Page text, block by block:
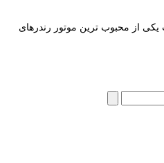
یکی از محبوب ترین موتور رندرهای